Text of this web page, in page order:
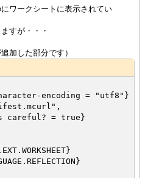
domain = int},
domain =
item-rs1}}
item-rs2}}
ワークシートに表示されてい
すが・・・
加した部分です）
encoding = "utf8"}
= true}